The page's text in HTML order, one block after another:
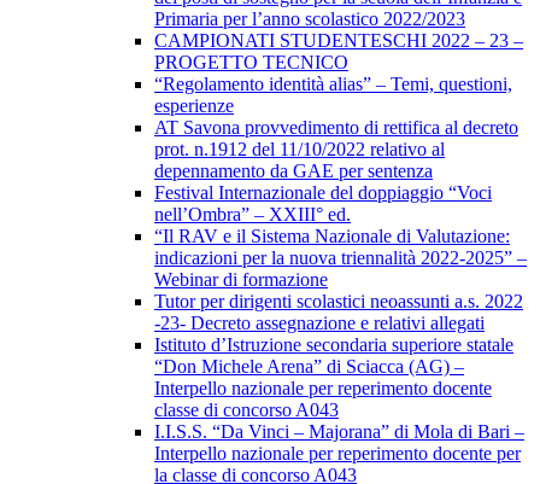
Primaria per l’anno scolastico 2022/2023
CAMPIONATI STUDENTESCHI 2022 – 23 –
PROGETTO TECNICO
“Regolamento identità alias” – Temi, questioni,
esperienze
AT Savona provvedimento di rettifica al decreto
prot. n.1912 del 11/10/2022 relativo al
depennamento da GAE per sentenza
Festival Internazionale del doppiaggio “Voci
nell’Ombra” – XXIII° ed.
“Il RAV e il Sistema Nazionale di Valutazione:
indicazioni per la nuova triennalità 2022-2025” –
Webinar di formazione
Tutor per dirigenti scolastici neoassunti a.s. 2022
-23- Decreto assegnazione e relativi allegati
Istituto d’Istruzione secondaria superiore statale
“Don Michele Arena” di Sciacca (AG) –
Interpello nazionale per reperimento docente
classe di concorso A043
I.I.S.S. “Da Vinci – Majorana” di Mola di Bari –
Interpello nazionale per reperimento docente per
la classe di concorso A043